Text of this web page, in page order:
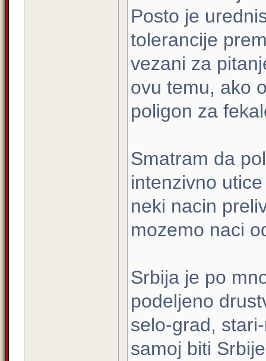
Posto je
tolerancije
vezani za
ovu temu, ako
poligon za
Smatram da
intenzivno
neki nacin
mozemo naci
Srbija je po
podeljeno
selo-grad,
samoj biti